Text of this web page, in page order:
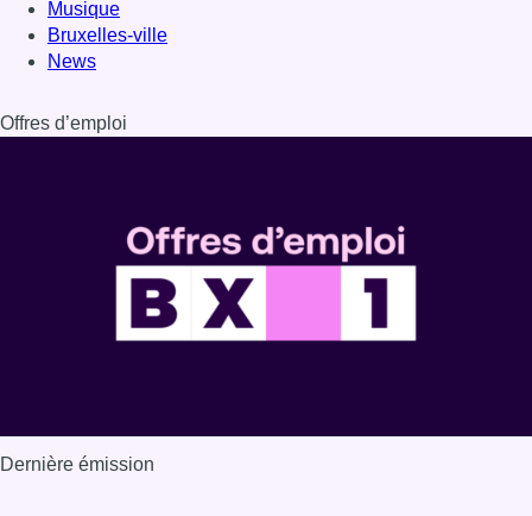
Musique
Bruxelles-ville
News
Offres d’emploi
Dernière émission